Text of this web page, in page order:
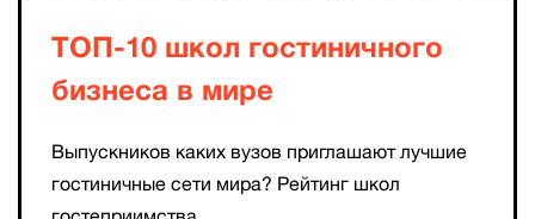
ТОП-10 школ гостиничного
бизнеса в мире
Выпускников каких вузов приглашают лучшие
гостиничные сети мира? Рейтинг школ